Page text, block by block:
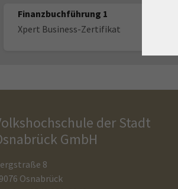
Finanzbuchführung 1
Xpert Business-Zertifikat
der Stadt
GmbH
8
Osnabrück